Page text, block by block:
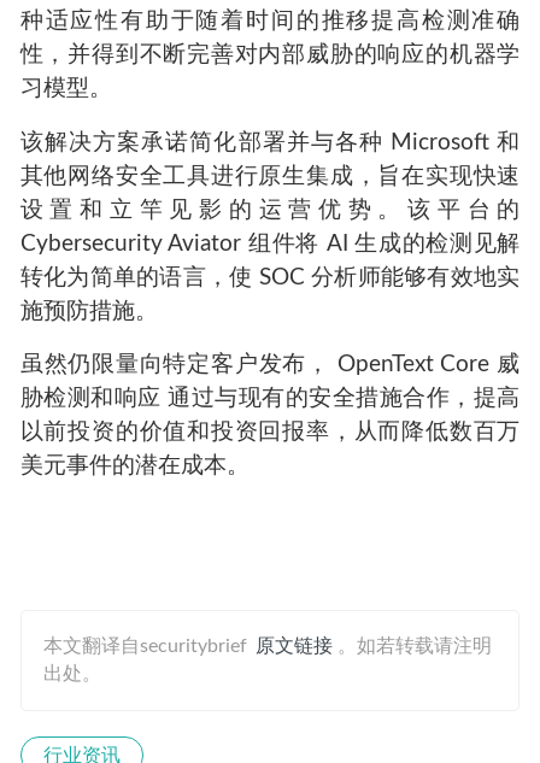
种适应性有助于随着时间的推移提高检测准确
性，并得到不断完善对内部威胁的响应的机器学
习模型。
该解决方案承诺简化部署并与各种 Microsoft 和
其他网络安全工具进行原生集成，旨在实现快速
设置和立竿见影的运营优势。该平台的
Cybersecurity Aviator 组件将 AI 生成的检测见解
转化为简单的语言，使 SOC 分析师能够有效地实
施预防措施。
虽然仍限量向特定客户发布， OpenText Core 威
胁检测和响应 通过与现有的安全措施合作，提高
以前投资的价值和投资回报率，从而降低数百万
美元事件的潜在成本。
本文翻译自securitybrief 原文链接 。如若转载请注明
出处。
行业资讯